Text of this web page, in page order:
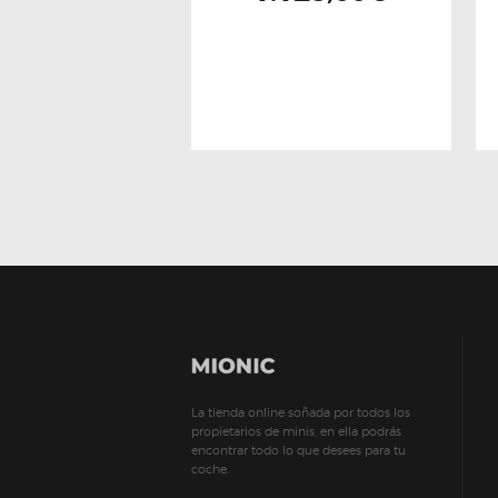
La tienda online soñada por todos los
propietarios de minis, en ella podrás
encontrar todo lo que desees para tu
coche.